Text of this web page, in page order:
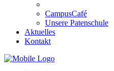
CampusCafé
Unsere Patenschule
Aktuelles
Kontakt